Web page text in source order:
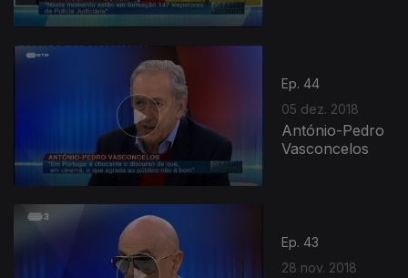
Ep. 44
05 dez. 2018
António-Pedro
Vasconcelos
Ep. 43
28 nov. 2018